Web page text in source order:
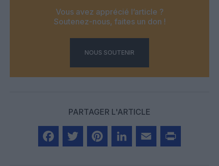
Vous avez apprécié l’article ?
Soutenez-nous, faites un don !
NOUS SOUTENIR
PARTAGER L'ARTICLE